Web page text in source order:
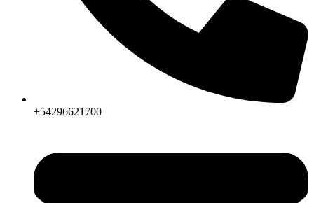
+54296621700